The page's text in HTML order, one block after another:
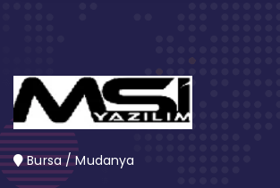
Bursa / Mudanya